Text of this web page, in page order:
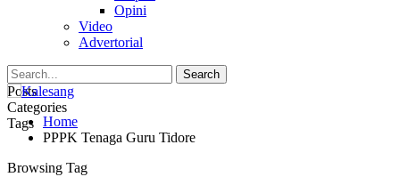
Opini
Video
Advertorial
Posts
Categories
Tags Home
PPPK Tenaga Guru Tidore
Browsing Tag